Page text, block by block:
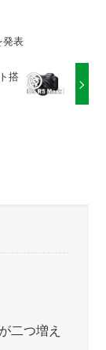
発表
搭
二つ増え